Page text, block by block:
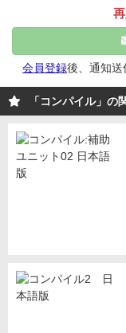
せること
を意図的
相手のカ
果を再び
特殊能力
ありませ
こ
イする際
する必要
つながっ
せるゲー
いという
思いまし
ムなので
と思いま
会員登録後、通知送
「コンパイル」の